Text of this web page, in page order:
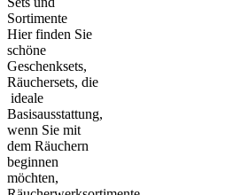
Sortimente
Hier finden Sie
schöne
Geschenksets,
Räuchersets, die
ideale
Basisausstattung,
wenn Sie mit
dem Räuchern
beginnen
möchten,